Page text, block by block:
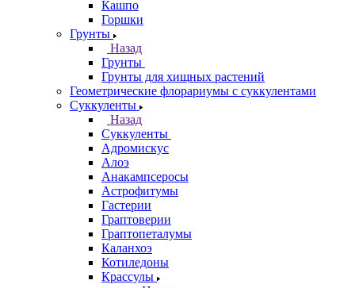
Кашпо
Горшки
Грунты
Назад
Грунты
Грунты для хищных растений
Геометрические флорариумы с суккулентами
Суккуленты
Назад
Суккуленты
Адромискус
Алоэ
Анакампсеросы
Астрофитумы
Гастерии
Граптоверии
Граптопеталумы
Каланхоэ
Котиледоны
Крассулы